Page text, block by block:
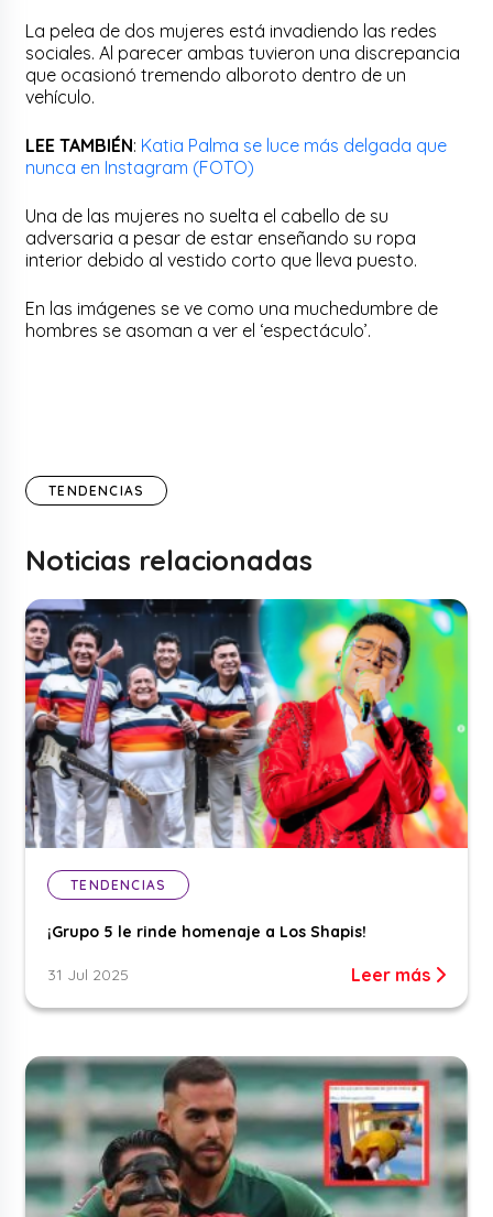
La pelea de dos mujeres está invadiendo las redes
sociales. Al parecer ambas tuvieron una discrepancia
que ocasionó tremendo alboroto dentro de un
vehículo.
LEE TAMBIÉN: Katia Palma se luce más delgada que
nunca en Instagram (FOTO)
Una de las mujeres no suelta el cabello de su
adversaria a pesar de estar enseñando su ropa
interior debido al vestido corto que lleva puesto.
En las imágenes se ve como una muchedumbre de
hombres se asoman a ver el ‘espectáculo’.
TENDENCIAS
Noticias relacionadas
TENDENCIAS
¡Grupo 5 le rinde homenaje a Los Shapis!
31 Jul 2025 Leer más